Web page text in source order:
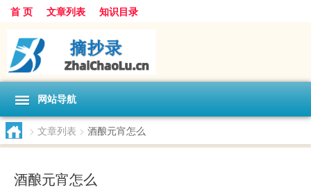
首 页 文章列表 知识目录
网站导航
> 文章列表 > 酒酿元宵怎么
酒酿元宵怎么